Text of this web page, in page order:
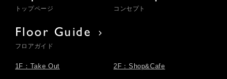
トップページ コンセプト
Floor Guide
フロアガイド
1F：Take Out 2F：Shop&Cafe